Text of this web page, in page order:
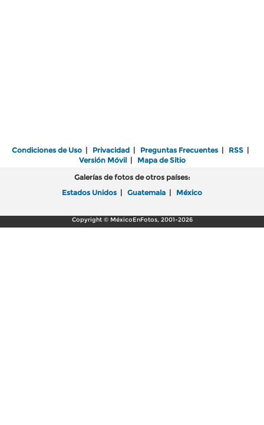
Condiciones de Uso | Privacidad | Preguntas Frecuentes | RSS |
Versión Móvil| Mapa de Sitio
Galerías de fotos de otros países:
Estados Unidos | Guatemala | México
Copyright © MéxicoEnFotos, 2001-2026